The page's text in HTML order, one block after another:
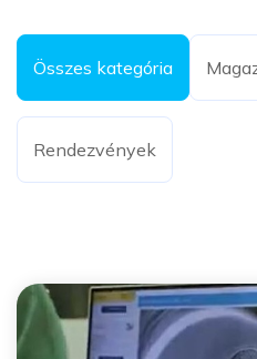
Összes kategória
Rendezvények